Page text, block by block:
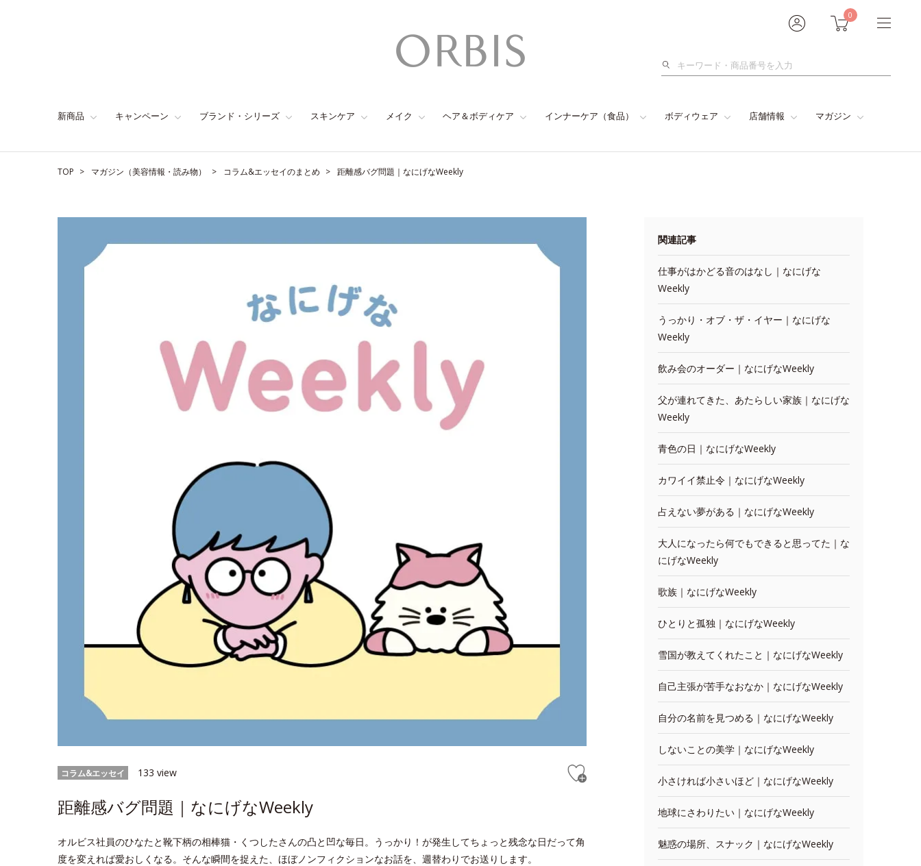
0
検
新商品 キャンペーン ブランド・シリーズ スキンケア メイク ヘア＆ボディケア インナーケア（食品） ボディウェア 店舗情報 マガジン
TOP マガジン（美容情報・読み物） コラム&エッセイのまとめ 距離感バグ問題｜なにげなWeekly
コラム&エッセイ 133 view
距離感バグ問題｜なにげなWeekly
オルビス社員のひなたと靴下柄の相棒猫・くつしたさんの凸と凹な毎日。うっかり！が発生してちょっと残念な日だって角
度を変えれば愛おしくなる。そんな瞬間を捉えた、ほぼノンフィクションなお話を、週替わりでお送りします。
関連記事
仕事がはかどる音のはなし｜なにげな
Weekly
うっかり・オブ・ザ・イヤー｜なにげな
Weekly
飲み会のオーダー｜なにげなWeekly
父が連れてきた、あたらしい家族｜なにげな
Weekly
青色の日｜なにげなWeekly
カワイイ禁止令｜なにげなWeekly
占えない夢がある｜なにげなWeekly
大人になったら何でもできると思ってた｜な
にげなWeekly
歌族｜なにげなWeekly
ひとりと孤独｜なにげなWeekly
雪国が教えてくれたこと｜なにげなWeekly
自己主張が苦手なおなか｜なにげなWeekly
自分の名前を見つめる｜なにげなWeekly
しないことの美学｜なにげなWeekly
小さければ小さいほど｜なにげなWeekly
地球にさわりたい｜なにげなWeekly
魅惑の場所、スナック｜なにげなWeekly